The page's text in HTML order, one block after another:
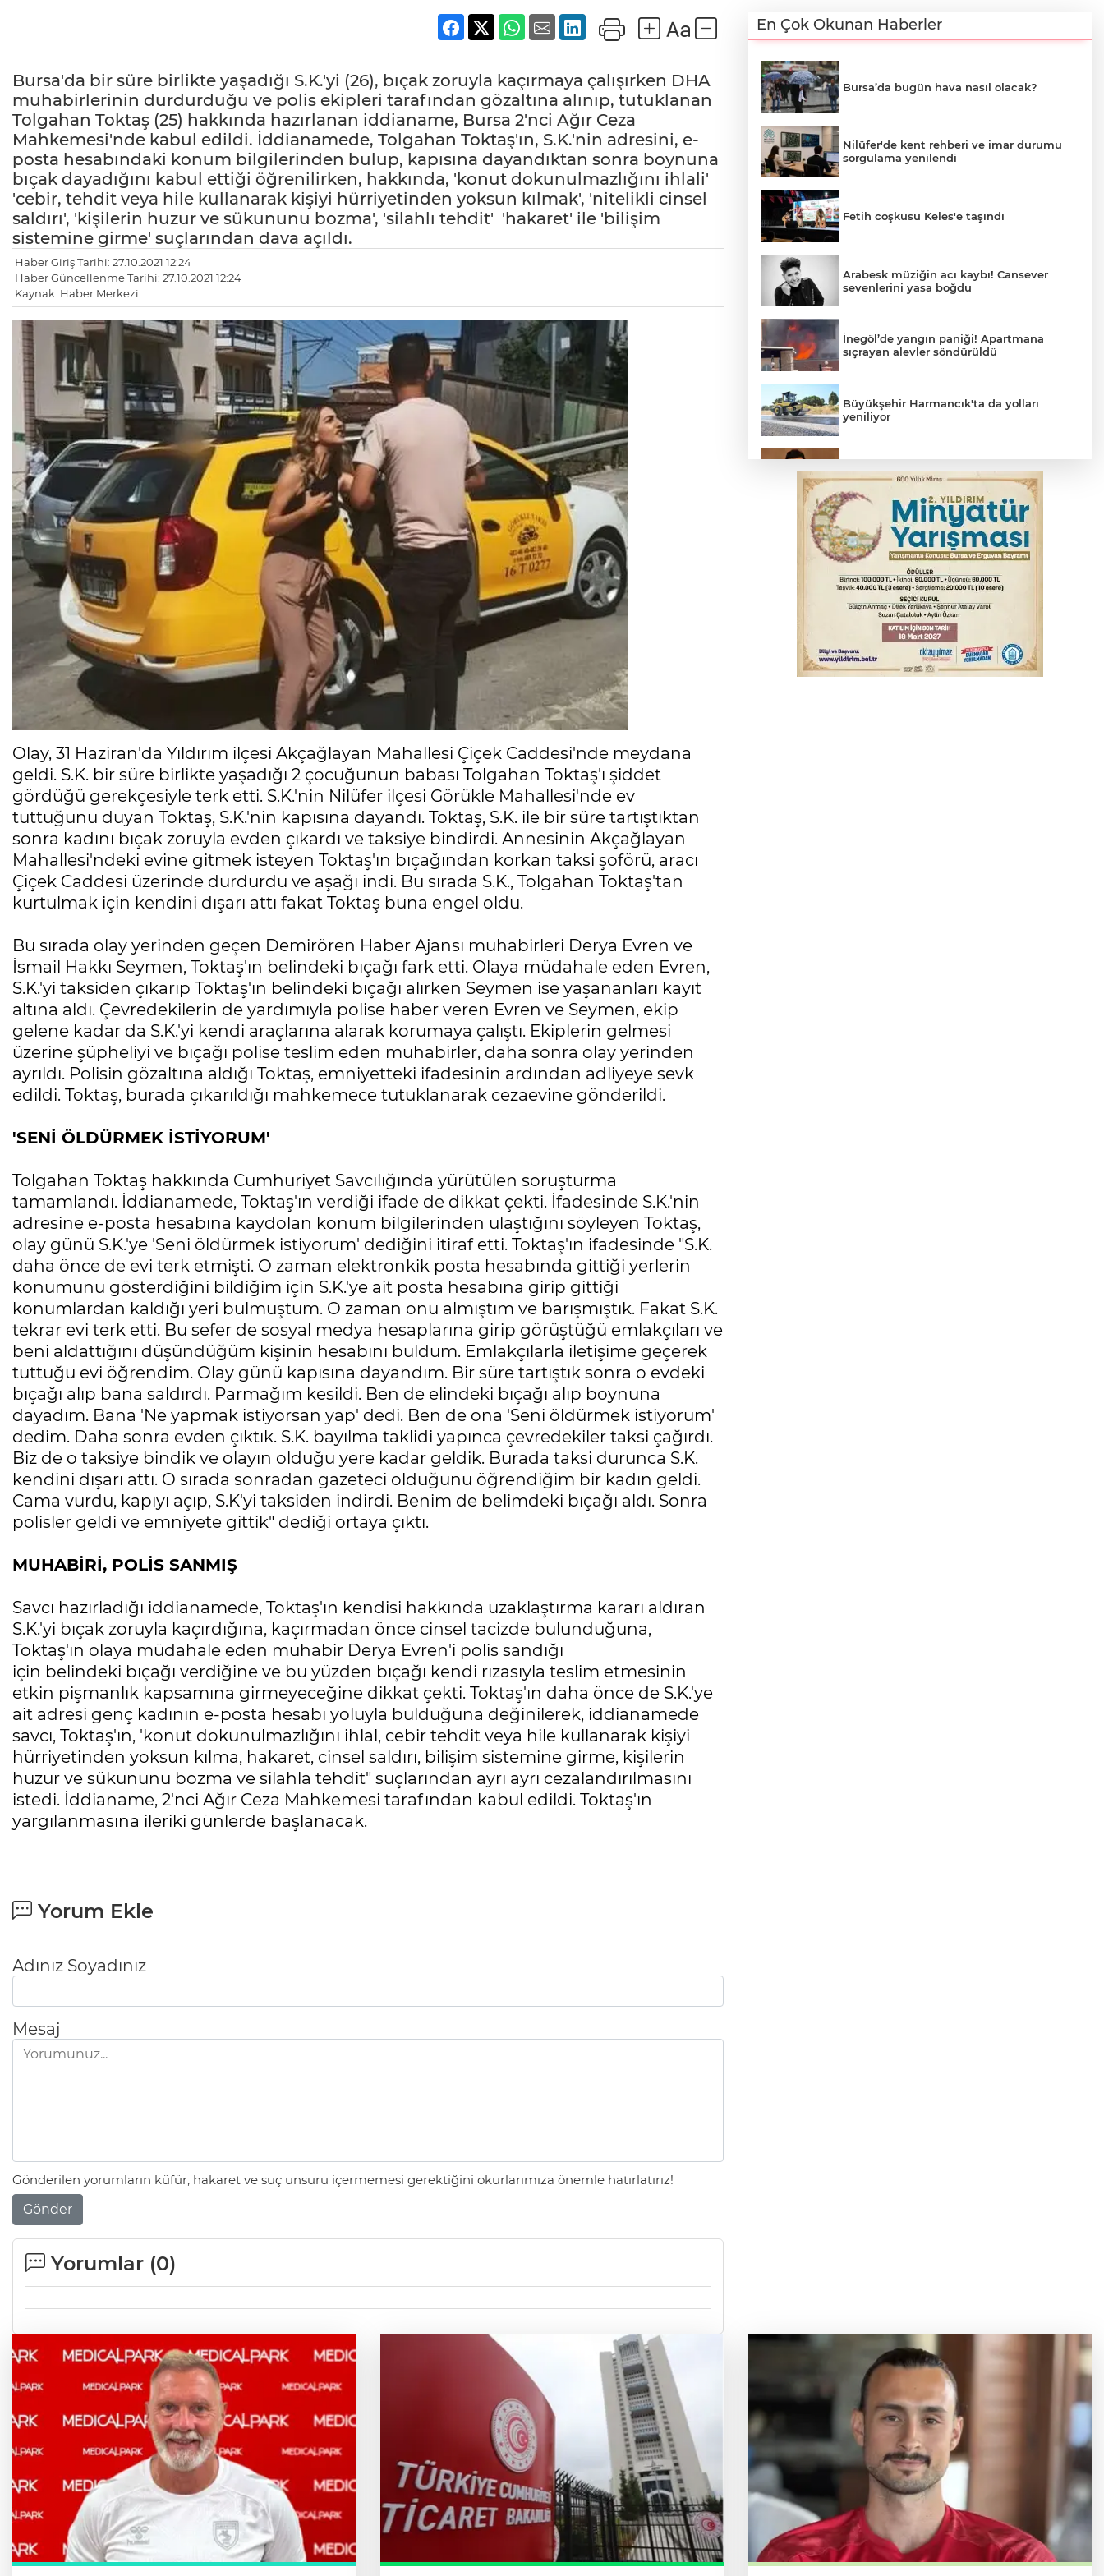
Bursa'da bir süre birlikte yaşadığı S.K.'yi (26), bıçak zoruyla kaçırmaya çalışırken DHA
muhabirlerinin durdurduğu ve polis ekipleri tarafından gözaltına alınıp, tutuklanan
Tolgahan Toktaş (25) hakkında hazırlanan iddianame, Bursa 2'nci Ağır Ceza
Mahkemesi'nde kabul edildi. İddianamede, Tolgahan Toktaş'ın, S.K.'nin adresini, e-
posta hesabındaki konum bilgilerinden bulup, kapısına dayandıktan sonra boynuna
bıçak dayadığını kabul ettiği öğrenilirken, hakkında, 'konut dokunulmazlığını ihlali'
'cebir, tehdit veya hile kullanarak kişiyi hürriyetinden yoksun kılmak', 'nitelikli cinsel
saldırı', 'kişilerin huzur ve sükununu bozma', 'silahlı tehdit' 'hakaret' ile 'bilişim
sistemine girme' suçlarından dava açıldı.
Haber Giriş Tarihi: 27.10.2021 12:24
Haber Güncellenme Tarihi: 27.10.2021 12:24
Kaynak: Haber Merkezi
Olay, 31 Haziran'da Yıldırım ilçesi Akçağlayan Mahallesi Çiçek Caddesi'nde meydana
geldi. S.K. bir süre birlikte yaşadığı 2 çocuğunun babası Tolgahan Toktaş'ı şiddet
gördüğü gerekçesiyle terk etti. S.K.'nin Nilüfer ilçesi Görükle Mahallesi'nde ev
tuttuğunu duyan Toktaş, S.K.'nin kapısına dayandı. Toktaş, S.K. ile bir süre tartıştıktan
sonra kadını bıçak zoruyla evden çıkardı ve taksiye bindirdi. Annesinin Akçağlayan
Mahallesi'ndeki evine gitmek isteyen Toktaş'ın bıçağından korkan taksi şoförü, aracı
Çiçek Caddesi üzerinde durdurdu ve aşağı indi. Bu sırada S.K., Tolgahan Toktaş'tan
kurtulmak için kendini dışarı attı fakat Toktaş buna engel oldu.
Bu sırada olay yerinden geçen Demirören Haber Ajansı muhabirleri Derya Evren ve
İsmail Hakkı Seymen, Toktaş'ın belindeki bıçağı fark etti. Olaya müdahale eden Evren,
S.K.'yi taksiden çıkarıp Toktaş'ın belindeki bıçağı alırken Seymen ise yaşananları kayıt
altına aldı. Çevredekilerin de yardımıyla polise haber veren Evren ve Seymen, ekip
gelene kadar da S.K.'yi kendi araçlarına alarak korumaya çalıştı. Ekiplerin gelmesi
üzerine şüpheliyi ve bıçağı polise teslim eden muhabirler, daha sonra olay yerinden
ayrıldı. Polisin gözaltına aldığı Toktaş, emniyetteki ifadesinin ardından adliyeye sevk
edildi. Toktaş, burada çıkarıldığı mahkemece tutuklanarak cezaevine gönderildi.
'SENİ ÖLDÜRMEK İSTİYORUM'
Tolgahan Toktaş hakkında Cumhuriyet Savcılığında yürütülen soruşturma
tamamlandı. İddianamede, Toktaş'ın verdiği ifade de dikkat çekti. İfadesinde S.K.'nin
adresine e-posta hesabına kaydolan konum bilgilerinden ulaştığını söyleyen Toktaş,
olay günü S.K.'ye 'Seni öldürmek istiyorum' dediğini itiraf etti. Toktaş'ın ifadesinde "S.K.
daha önce de evi terk etmişti. O zaman elektronkik posta hesabında gittiği yerlerin
konumunu gösterdiğini bildiğim için S.K.'ye ait posta hesabına girip gittiği
konumlardan kaldığı yeri bulmuştum. O zaman onu almıştım ve barışmıştık. Fakat S.K.
tekrar evi terk etti. Bu sefer de sosyal medya hesaplarına girip görüştüğü emlakçıları ve
beni aldattığını düşündüğüm kişinin hesabını buldum. Emlakçılarla iletişime geçerek
tuttuğu evi öğrendim. Olay günü kapısına dayandım. Bir süre tartıştık sonra o evdeki
bıçağı alıp bana saldırdı. Parmağım kesildi. Ben de elindeki bıçağı alıp boynuna
dayadım. Bana 'Ne yapmak istiyorsan yap' dedi. Ben de ona 'Seni öldürmek istiyorum'
dedim. Daha sonra evden çıktık. S.K. bayılma taklidi yapınca çevredekiler taksi çağırdı.
Biz de o taksiye bindik ve olayın olduğu yere kadar geldik. Burada taksi durunca S.K.
kendini dışarı attı. O sırada sonradan gazeteci olduğunu öğrendiğim bir kadın geldi.
Cama vurdu, kapıyı açıp, S.K'yi taksiden indirdi. Benim de belimdeki bıçağı aldı. Sonra
polisler geldi ve emniyete gittik" dediği ortaya çıktı.
MUHABİRİ, POLİS SANMIŞ
Savcı hazırladığı iddianamede, Toktaş'ın kendisi hakkında uzaklaştırma kararı aldıran
S.K.'yi bıçak zoruyla kaçırdığına, kaçırmadan önce cinsel tacizde bulunduğuna,
Toktaş'ın olaya müdahale eden muhabir Derya Evren'i polis sandığı
için belindeki bıçağı verdiğine ve bu yüzden bıçağı kendi rızasıyla teslim etmesinin
etkin pişmanlık kapsamına girmeyeceğine dikkat çekti. Toktaş'ın daha önce de S.K.'ye
ait adresi genç kadının e-posta hesabı yoluyla bulduğuna değinilerek, iddianamede
savcı, Toktaş'ın, 'konut dokunulmazlığını ihlal, cebir tehdit veya hile kullanarak kişiyi
hürriyetinden yoksun kılma, hakaret, cinsel saldırı, bilişim sistemine girme, kişilerin
huzur ve sükununu bozma ve silahla tehdit" suçlarından ayrı ayrı cezalandırılmasını
istedi. İddianame, 2'nci Ağır Ceza Mahkemesi tarafından kabul edildi. Toktaş'ın
yargılanmasına ileriki günlerde başlanacak.
Yorum Ekle
Adınız Soyadınız
Mesaj
Gönderilen yorumların küfür, hakaret ve suç unsuru içermemesi gerektiğini okurlarımıza önemle hatırlatırız!
Gönder
Yorumlar (0)
En Çok Okunan Haberler
Bursa’da bugün hava nasıl olacak?
Nilüfer'de kent rehberi ve imar durumu
sorgulama yenilendi
Fetih coşkusu Keles'e taşındı
Arabesk müziğin acı kaybı! Cansever
sevenlerini yasa boğdu
İnegöl’de yangın paniği! Apartmana
sıçrayan alevler söndürüldü
Büyükşehir Harmancık'ta da yolları
yeniliyor
kaybetti
İş makinesinin camına kafasını çarpan
operatör yaralandı
Babasını ziyarete giderken kazada
hayatını kaybetti
İnegöl'de orman yangını; Havadan ve
karadan müdahale başlatıldı